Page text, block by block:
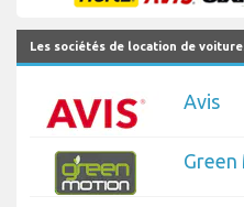
Les sociétés de location de
Avis